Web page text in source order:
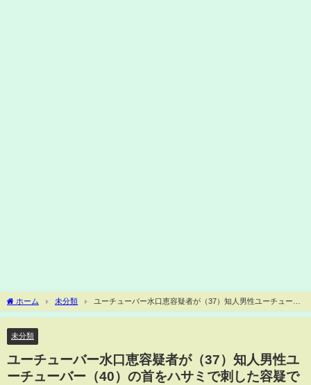
ホーム 未分類
ユーチューバー水口恵容疑者が（37）知人男性ユーチューバ
ー（40）の首をハサミで刺した容疑で逮捕 栃木・足利市 #ニュース速報
未分類
ユーチューバー水口恵容疑者が（37）知人男性ユ
ーチューバー（40）の首をハサミで刺した容疑で